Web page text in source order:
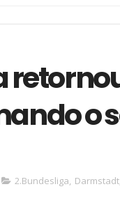
o
2.Bundesliga, Darmstadt